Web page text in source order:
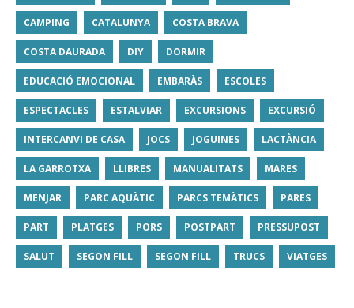
CAMPING CATALUNYA COSTA BRAVA
COSTA DAURADA DIY DORMIR
EDUCACIÓ EMOCIONAL EMBARÀS ESCOLES
ESPECTACLES ESTALVIAR EXCURSIONS EXCURSIÓ
INTERCANVI DE CASA JOCS JOGUINES LACTÀNCIA
LA GARROTXA LLIBRES MANUALITATS MARES
MENJAR PARC AQUÀTIC PARCS TEMÀTICS PARES
PART PLATGES PORS POSTPART PRESSUPOST
SALUT SEGON FILL SEGON FILL TRUCS VIATGES